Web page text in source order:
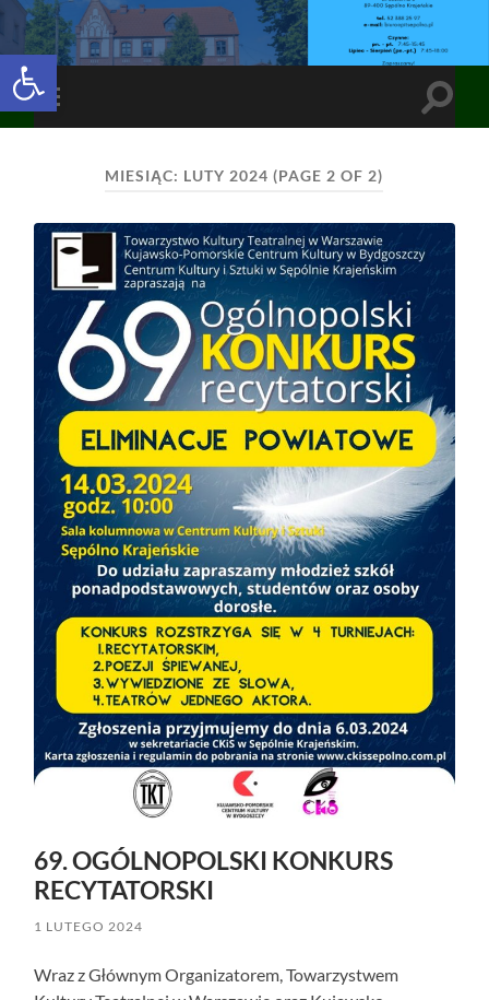
Open toolbar
Toggle
mobile
Toggle
MIESIĄC: LUTY 2024 (PAGE 2 OF 2)
69. OGÓLNOPOLSKI KONKURS
RECYTATORSKI
1 LUTEGO 2024
Wraz z Głównym Organizatorem, Towarzystwem